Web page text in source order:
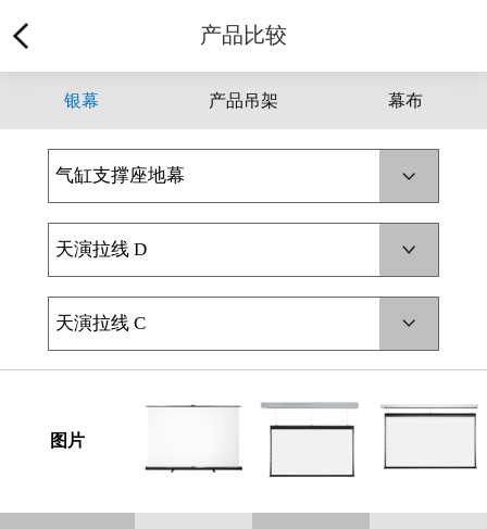
产品比较
银幕 产品吊架 幕布
气缸支撑座地幕
天演拉线 D
天演拉线 C
图片